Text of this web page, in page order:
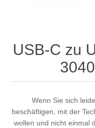
USB-C zu
Wenn Sie sich
beschäftigen, mit der
wollen und nicht einmal